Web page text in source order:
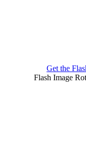
Get the
Flash Image